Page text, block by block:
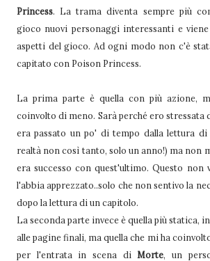
Princess. La trama diventa sempre più
gioco nuovi personaggi interessanti e
aspetti del gioco. Ad ogni modo non c'è
capitato con Poison Princess.
La prima parte è quella con più azione,
coinvolto di meno. Sarà perché ero stressata
era passato un po' di tempo dalla lettura di
realtà non così tanto, solo un anno!) ma non
era successo con quest'ultimo. Questo non
l'abbia apprezzato..solo che non sentivo la
dopo la lettura di un capitolo.
La seconda parte invece è quella più statica,
alle pagine finali, ma quella che mi ha
per l'entrata in scena di Morte, un